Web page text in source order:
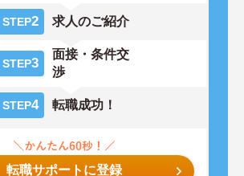
STEP2 求人のご紹介
STEP3
面接・条件交
渉
STEP4 転職成功！
転職サポートに登録